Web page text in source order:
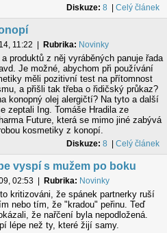
Celý článek
Diskuze: 8
11:22 Rubrika: Novinky
produktů z něj vyráběných panuje řada
Je možné, abychom při používání
měli pozitivní test na přítomnost
a přišli tak třeba o řidičský průkaz?
konopný olej alergičtí? Na tyto a další
zeptali Ing. Tomáše Hradila ze
Future, která se mimo jiné zabývá
kosmetiky z konopí.
Celý článek
Diskuze: 8
vyspí s mužem po boku
02:53| Rubrika: Novinky
kritizováni, že spánek partnerky ruší
nebo tím, že "kradou" peřinu. Teď
že nařčení byla nepodložená.
lépe než ty, které žijí samy.